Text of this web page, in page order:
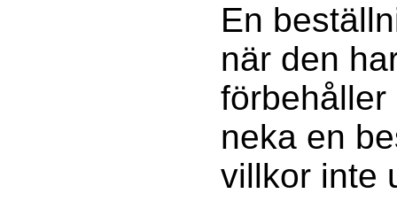
En
när den
neka en
villkor inte